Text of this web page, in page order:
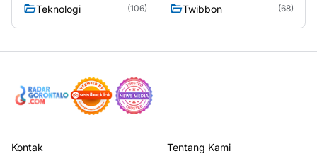
Teknologi (106) Twibbon (68)
Kontak Tentang Kami